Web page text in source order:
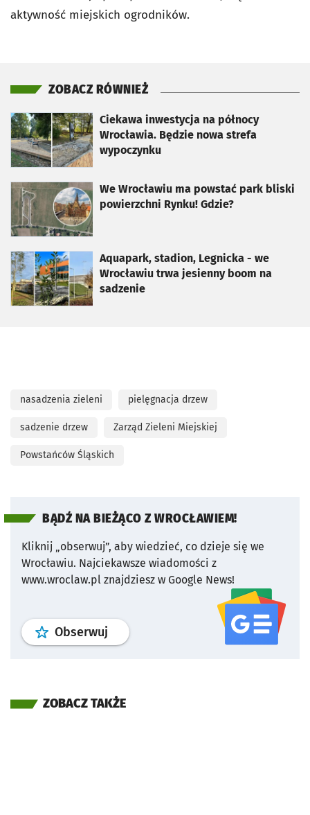
aktywność miejskich ogrodników.
ZOBACZ RÓWNIEŻ
Ciekawa inwestycja na północy
Wrocławia. Będzie nowa strefa
wypoczynku
otworzy się w nowej karcie
We Wrocławiu ma powstać park bliski
powierzchni Rynku! Gdzie?
otworzy się w nowej karcie
Aquapark, stadion, Legnicka - we
Wrocławiu trwa jesienny boom na
sadzenie
otworzy się w nowej karcie
nasadzenia zieleni pielęgnacja drzew
sadzenie drzew Zarząd Zieleni Miejskiej
Powstańców Śląskich
BĄDŹ NA BIEŻĄCO Z WROCŁAWIEM!
Kliknij „obserwuj”, aby wiedzieć, co dzieje się we
Wrocławiu. Najciekawsze wiadomości z
www.wroclaw.pl znajdziesz w Google News!
Obserwuj profil serwisu
ZOBACZ TAKŻE